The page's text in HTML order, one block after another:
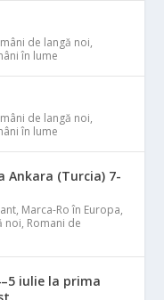
de langă noi,
în lume
de langă noi,
în lume
Ankara (Turcia) 7-
, Marca-Ro în Europa,
noi, Romani de
iulie la prima